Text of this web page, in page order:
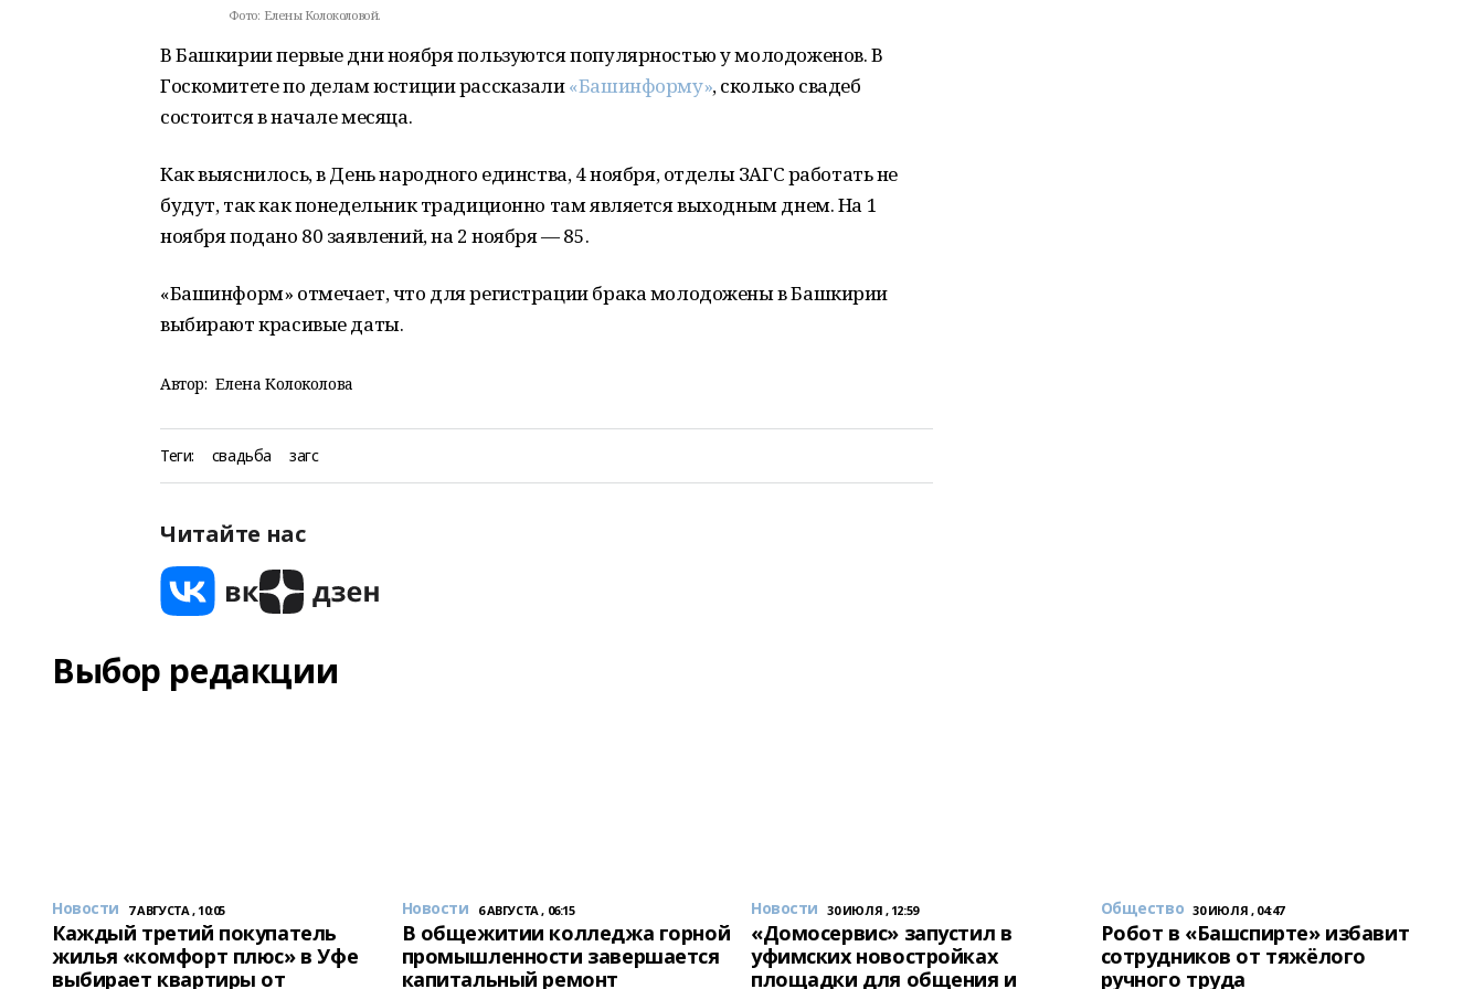
Фото: Елены Колоколовой.
В Башкирии первые дни ноября пользуются популярностью у молодоженов. В
Госкомитете по делам юстиции рассказали«Башинформу», сколько свадеб
состоится в начале месяца.
Как выяснилось, в День народного единства, 4 ноября, отделы ЗАГС работать не
будут, так как понедельник традиционно там является выходным днем. На 1
ноября подано 80 заявлений, на 2 ноября — 85.
«Башинформ» отмечает, что для регистрации брака молодожены в Башкирии
выбирают красивые даты.
Автор: Елена Колоколова
Теги: свадьба загс
Читайте нас
Выбор редакции
Новости 7 АВГУСТА , 10:05
Каждый третий покупатель
жилья «комфорт плюс» в Уфе
выбирает квартиры от
Новости 6 АВГУСТА , 06:15
В общежитии колледжа горной
промышленности завершается
капитальный ремонт
Новости 30 ИЮЛЯ , 12:59
«Домосервис» запустил в
уфимских новостройках
площадки для общения и
Общество 30 ИЮЛЯ , 04:47
Робот в «Башспирте» избавит
сотрудников от тяжёлого
ручного труда